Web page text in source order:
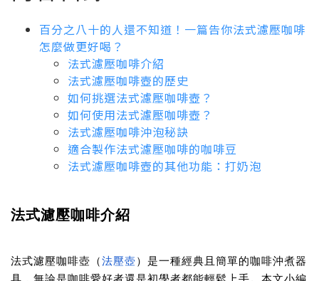
百分之八十的人還不知道！一篇告你法式濾壓咖啡
怎麼做更好喝？
法式濾壓咖啡介紹
法式濾壓咖啡壺的歷史
如何挑選法式濾壓咖啡壺？
如何使用法式濾壓咖啡壺？
法式濾壓咖啡沖泡秘訣
適合製作法式濾壓咖啡的咖啡豆
法式濾壓咖啡壺的其他功能：打奶泡
法式濾壓咖啡介紹
法式濾壓咖啡壺（法壓壺）是一種經典且簡單的咖啡沖煮器